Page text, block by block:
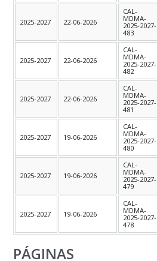
2025-2027 22-06-2026
CAL-
MDMA-
2025-2027-
483
2025-2027 22-06-2026
CAL-
MDMA-
2025-2027-
482
2025-2027 22-06-2026
CAL-
MDMA-
2025-2027-
481
2025-2027 19-06-2026
CAL-
MDMA-
2025-2027-
480
2025-2027 19-06-2026
CAL-
MDMA-
2025-2027-
479
2025-2027 19-06-2026
CAL-
MDMA-
2025-2027-
478
PÁGINAS